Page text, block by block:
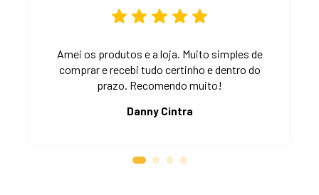
Amei os produtos e a loja. Muito simples de
comprar e recebi tudo certinho e dentro do
prazo. Recomendo muito!
Danny Cintra